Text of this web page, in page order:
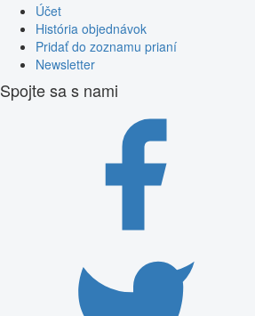
Účet
História objednávok
Pridať do zoznamu prianí
Newsletter
Spojte sa s nami